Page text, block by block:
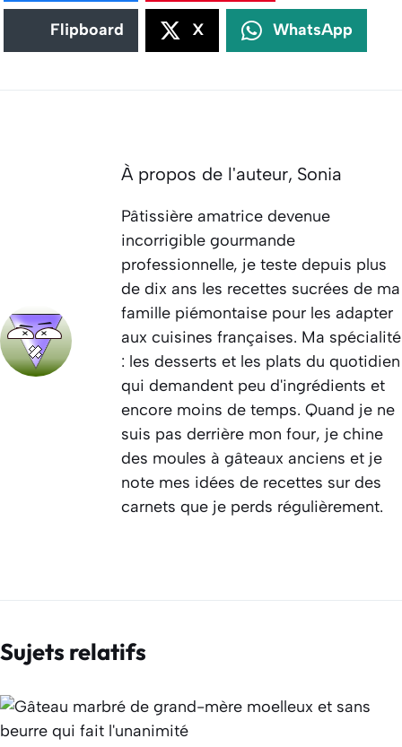
Flipboard X WhatsApp
À propos de l'auteur, Sonia
Pâtissière amatrice devenue
incorrigible gourmande
professionnelle, je teste depuis plus
de dix ans les recettes sucrées de ma
famille piémontaise pour les adapter
aux cuisines françaises. Ma spécialité
: les desserts et les plats du quotidien
qui demandent peu d'ingrédients et
encore moins de temps. Quand je ne
suis pas derrière mon four, je chine
des moules à gâteaux anciens et je
note mes idées de recettes sur des
carnets que je perds régulièrement.
Sujets relatifs